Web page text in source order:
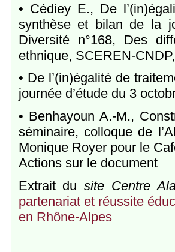
• Cédiey E., De
synthèse et bilan de la
Diversité n°168, Des
ethnique, SCEREN-
• De l’(in)égalité de
journée d’étude du 3
• Benhayoun A.-M.,
séminaire, colloque de
Monique Royer pour le
Actions sur le document
Extrait dusite Centre
partenariat et réussite
en Rhône-Alpes